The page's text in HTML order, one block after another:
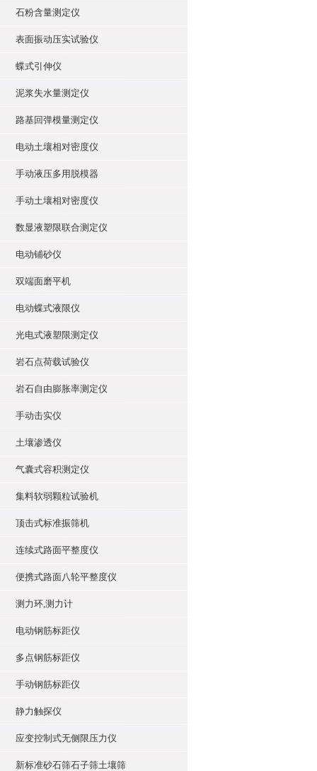
石粉含量测定仪
表面振动压实试验仪
蝶式引伸仪
泥浆失水量测定仪
路基回弹模量测定仪
电动土壤相对密度仪
手动液压多用脱模器
手动土壤相对密度仪
数显液塑限联合测定仪
电动铺砂仪
双端面磨平机
电动蝶式液限仪
光电式液塑限测定仪
岩石点荷载试验仪
岩石自由膨胀率测定仪
手动击实仪
土壤渗透仪
气囊式容积测定仪
集料软弱颗粒试验机
顶击式标准振筛机
连续式路面平整度仪
便携式路面八轮平整度仪
测力环,测力计
电动钢筋标距仪
多点钢筋标距仪
手动钢筋标距仪
静力触探仪
应变控制式无侧限压力仪
新标准砂石筛石子筛土壤筛